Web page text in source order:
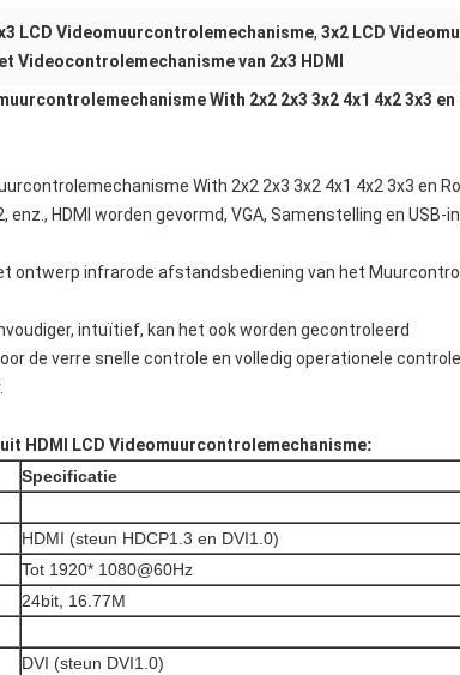
LCD Videomuurcontrolemechanisme, 3x2 LCD
Videocontrolemechanisme van 2x3 HDMI
With 2x2 2x3 3x2 4x1 4x2 3x3 en
With 2x2 2x3 3x2 4x1 4x2 3x3 en
enz., HDMI worden gevormd, VGA, Samenstelling en USB-
ontwerp infrarode afstandsbediening van het
intuïtief, kan het ook worden gecontroleerd
de verre snelle controle en volledig operationele
uit HDMI LCD Videomuurcontrolemechanisme:
Specificatie
HDMI (steun HDCP1.3 en DVI1.0)
Tot 1920* 1080@60Hz
24bit, 16.77M
DVI (steun DVI1.0)